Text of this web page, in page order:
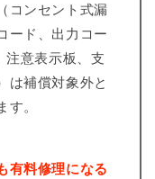
コンセント式漏
ード、出力コー
注意表示板、支
は補償対象外と
。
有料修理になる